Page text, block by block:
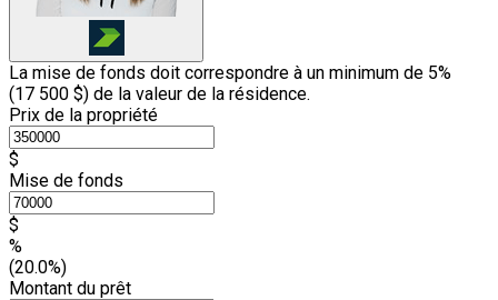
La mise de fonds doit correspondre à un minimum de 5%
(17 500 $) de la valeur de la résidence.
Prix de la propriété
$
Mise de fonds
$
%
(20.0%)
Montant du prêt